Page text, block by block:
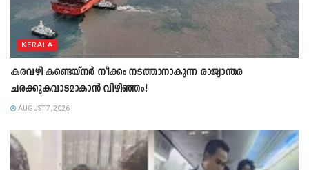
KERALA
കരവഴി കണ്ടെയ്നർ നീക്കം നടത്താനാകുന്ന രാജ്യാന്തര
ചരക്കുകവാടമാകാൻ വിഴിഞ്ഞം!
AUGUST 7, 2026